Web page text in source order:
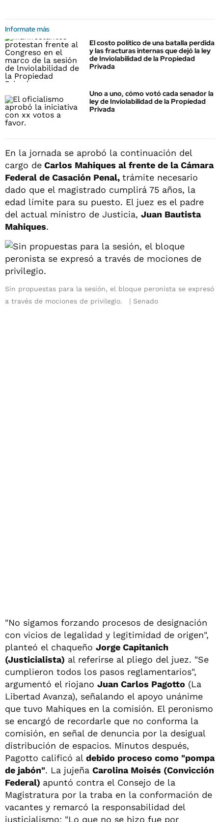
Informate más
El costo político de una batalla perdida
y las fracturas internas que dejó la ley
de Inviolabilidad de la Propiedad
Privada
Uno a uno, cómo votó cada senador la
ley de Inviolabilidad de la Propiedad
Privada
En la jornada se aprobó la continuación del
cargo de Carlos Mahiques al frente de la Cámara
Federal de Casación Penal, trámite necesario
dado que el magistrado cumplirá 75 años, la
edad límite para su puesto. El juez es el padre
del actual ministro de Justicia, Juan Bautista
Mahiques.
Sin propuestas para la sesión, el bloque peronista se expresó
a través de mociones de privilegio.
Senado
"No sigamos forzando procesos de designación
con vicios de legalidad y legitimidad de origen",
planteó el chaqueño Jorge Capitanich
(Justicialista) al referirse al pliego del juez. "Se
cumplieron todos los pasos reglamentarios",
argumentó el riojano Juan Carlos Pagotto (La
Libertad Avanza), señalando el apoyo unánime
que tuvo Mahiques en la comisión. El peronismo
se encargó de recordarle que no conforma la
comisión, en señal de denuncia por la desigual
distribución de espacios. Minutos después,
Pagotto calificó al debido proceso como "pompa
de jabón". La jujeña Carolina Moisés (Convicción
Federal) apuntó contra el Consejo de la
Magistratura por la traba en la conformación de
vacantes y remarcó la responsabilidad del
justicialismo: "Lo que no se hizo fue por